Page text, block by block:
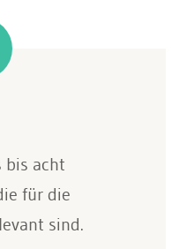
bis acht
für die
sind.